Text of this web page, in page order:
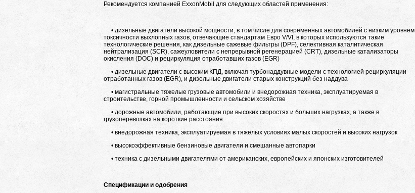
Рекомендуется компанией ExxonMobil для следующих областей применения:
• дизельные двигатели высокой мощности, в том числе для современных автомобилей с низким уровнем
токсичности выхлопных газов, отвечающие стандартам Евро V/VI, в которых используются такие
технологические решения, как дизельные сажевые фильтры (DPF), селективная каталитическая
нейтрализация (SCR), сажеуловители с непрерывной регенерацией (CRT), дизельные катализаторы
окисления (DOC) и рециркуляция отработавших газов (EGR)
• дизельные двигатели с высоким КПД, включая турбонаддувные модели с технологией рециркуляции
отработанных газов (EGR), и дизельные двигатели старых конструкций без наддува
• магистральные тяжелые грузовые автомобили и внедорожная техника, эксплуатируемая в
строительстве, горной промышленности и сельском хозяйстве
• дорожные автомобили, работающие при высоких скоростях и больших нагрузках, а также в
грузоперевозках на короткие расстояния
• внедорожная техника, эксплуатируемая в тяжелых условиях малых скоростей и высоких нагрузок
• высокоэффективные бензиновые двигатели и смешанные автопарки
• техника с дизельными двигателями от американских, европейских и японских изготовителей
Спецификации и одобрения